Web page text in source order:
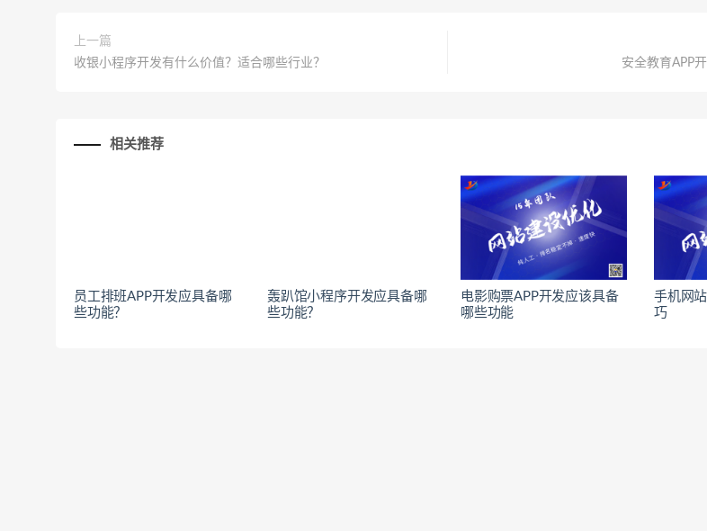
上一篇
收银小程序开发有什么价值？适合哪些行业？
安全教育APP
相关推荐
员工排班APP开发应具备哪
些功能？
轰趴馆小程序开发应具备哪
些功能？
电影购票APP开发应该具备
哪些功能
手机网
巧